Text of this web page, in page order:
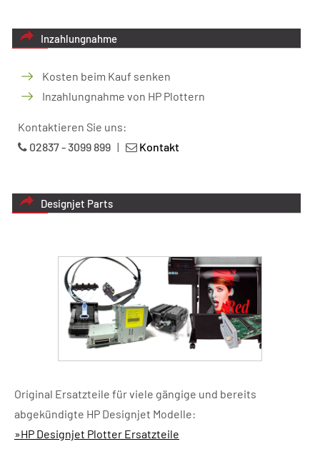
Inzahlungnahme
Kosten beim Kauf senken
Inzahlungnahme von HP Plottern
Kontaktieren Sie uns:
02837 - 3099 899 | Kontakt
Designjet Parts
Original Ersatzteile für viele gängige und bereits
abgekündigte HP Designjet Modelle:
»HP Designjet Plotter Ersatzteile